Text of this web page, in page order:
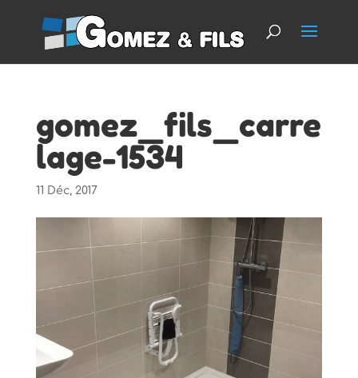
gomez_fils_carre
lage-1534
11 Déc, 2017